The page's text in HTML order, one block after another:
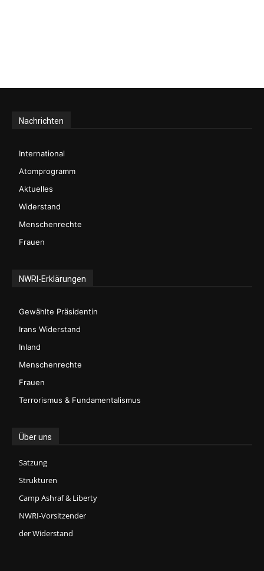
Nachrichten
International
Atomprogramm
Aktuelles
Widerstand
Menschenrechte
Frauen
NWRI-Erklärungen
Gewählte Präsidentin
Irans Widerstand
Inland
Menschenrechte
Frauen
Terrorismus & Fundamentalismus
Über uns
Satzung
Strukturen
Camp Ashraf & Liberty
NWRI-Vorsitzender
der Widerstand